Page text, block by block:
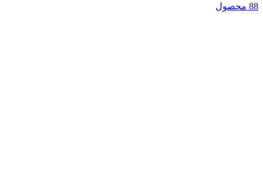
88 محصول